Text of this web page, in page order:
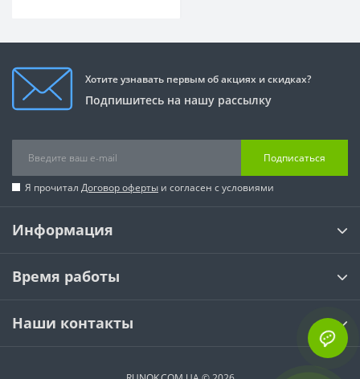
Хотите узнавать первым об акциях и скидках?
Подпишитесь на нашу рассылку
Подписаться
Я прочитал Договор оферты и согласен с условиями
Информация
Время работы
Наши контакты